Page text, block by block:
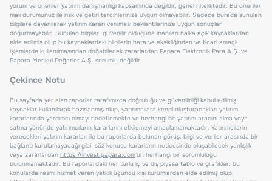
yorum ve öneriler yatırım danışmanlığı kapsamında değildir, genel niteliktedir. Bu öneriler
mali durumunuz ile risk ve getiri tercihlerinize uygun olmayabilir. Sadece burada sunulan
bilgilere dayanılarak yatırım kararı verilmesi beklentilerinize uygun sonuçlar
doğurmayabilir. Sunulan bilgiler, güvenilir olduğuna inanılan halka açık kaynaklardan
elde edilmiş olup bu kaynaklardaki bilgilerin hata ve eksikliğinden ve ticari amaçlı
işlemlerde kullanılmasından doğabilecek zararlardan Papara Elektronik Para A.Ş. ve
Papara Menkul Değerler A.Ş. sorumlu değildir.
Çekince Notu
Bu sayfada yer alan raporlar tarafımızca doğruluğu ve güvenilirliği kabul edilmiş
kaynaklar kullanılarak hazırlanmış olup, yatırımcılara kendi oluşturacakları yatırım
kararlarında yardımcı olmayı hedeflemekte ve herhangi bir yatırım aracını alma veya
satma yönünde yatırımcıların kararlarını etkilemeyi amaçlamamaktadır. Yatırımcıların
verecekleri yatırım kararları ile bu raporlarda bulunan görüş, bilgi ve veriler arasında bir
bağlantı kurulamayacağı gibi, söz konusu kararların neticesinde oluşabilecek yanlışlık
veya zararlardan https://invest.papara.com'un herhangi bir sorumluluğu
bulunmamaktadır. Bu raporlardaki her türlü iç ve dış piyasa tablo ve grafikler, bu
konularda resmi hizmet veren yetkili üçüncü kişi kurumlardan elde edilmiş olup,